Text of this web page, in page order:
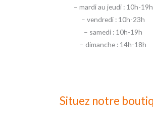
– mardi au jeudi : 10h-19h
– vendredi : 10h-23h
– samedi : 10h-19h
– dimanche : 14h-18h
Situez notre